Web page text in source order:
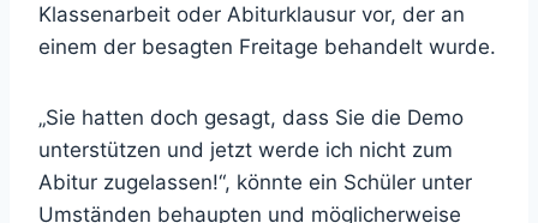
Klassenarbeit oder Abiturklausur vor, der an
einem der besagten Freitage behandelt wurde.
„Sie hatten doch gesagt, dass Sie die Demo
unterstützen und jetzt werde ich nicht zum
Abitur zugelassen!“, könnte ein Schüler unter
Umständen behaupten und möglicherweise